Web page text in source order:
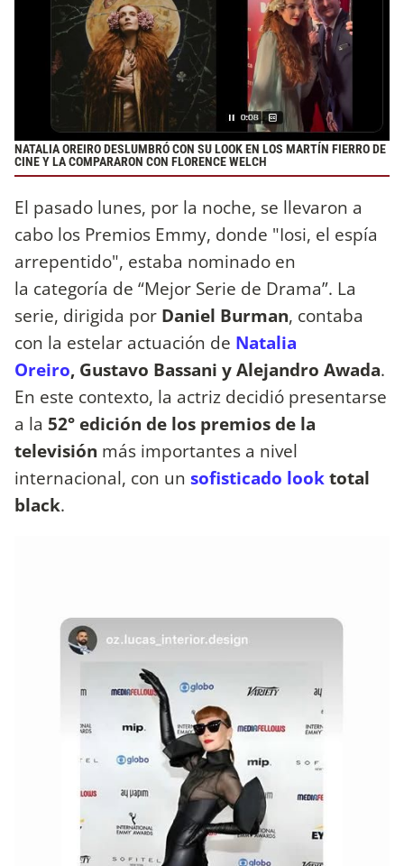
NATALIA OREIRO DESLUMBRÓ CON SU LOOK EN LOS MARTÍN FIERRO DE
CINE Y LA COMPARARON CON FLORENCE WELCH
El pasado lunes, por la noche, se llevaron a
cabo los Premios Emmy, donde "Iosi, el espía
arrepentido", estaba nominado en
la categoría de “Mejor Serie de Drama”. La
serie, dirigida por Daniel Burman, contaba
con la estelar actuación de Natalia
Oreiro, Gustavo Bassani y Alejandro Awada.
En este contexto, la actriz decidió presentarse
a la 52° edición de los premios de la
televisión más importantes a nivel
internacional, con un sofisticado looktotal
black.